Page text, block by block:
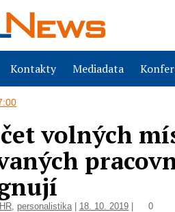
Kontakty Mediadata
volných
HR, personalistika 18. 10. 2019 0